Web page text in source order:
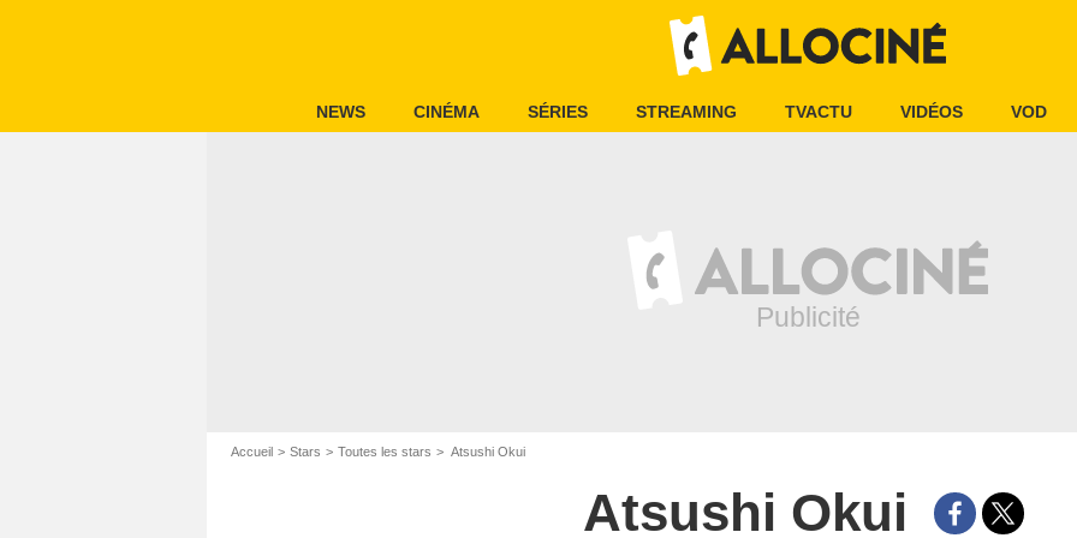
NEWS CINÉMA SÉRIES STREAMING TVACTU VIDÉOS VOD
Accueil Stars Toutes les stars Atsushi Okui
Atsushi Okui